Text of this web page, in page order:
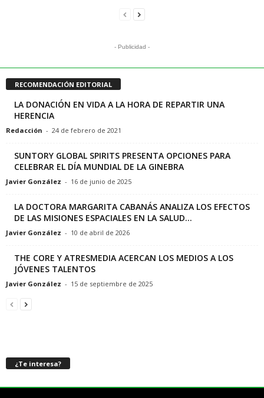
- Publicidad -
RECOMENDACIÓN EDITORIAL
LA DONACIÓN EN VIDA A LA HORA DE REPARTIR UNA
HERENCIA
Redacción - 24 de febrero de 2021
SUNTORY GLOBAL SPIRITS PRESENTA OPCIONES PARA
CELEBRAR EL DÍA MUNDIAL DE LA GINEBRA
Javier González - 16 de junio de 2025
LA DOCTORA MARGARITA CABANÁS ANALIZA LOS EFECTOS
DE LAS MISIONES ESPACIALES EN LA SALUD...
Javier González - 10 de abril de 2026
THE CORE Y ATRESMEDIA ACERCAN LOS MEDIOS A LOS
JÓVENES TALENTOS
Javier González - 15 de septiembre de 2025
¿Te interesa?